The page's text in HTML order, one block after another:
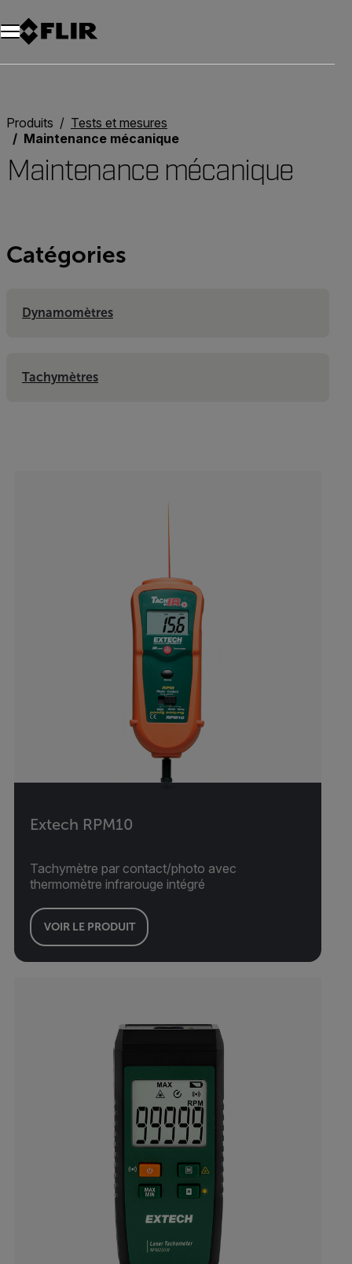
Unread messages
Modèle
Supprimer
articles
article
Ajouter au panier
Ajouté au panier
Produits
Tests et mesures
Maintenance mécanique
Maintenance mécanique
Catégories
Dynamomètres
Tachymètres
Extech RPM10
Tachymètre par contact/photo avec
thermomètre infrarouge intégré
VOIR LE PRODUIT